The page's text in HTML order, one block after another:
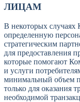
ЛИЦАМ
В некоторых случаях
определенную
стратегическим
для предоставления
которые помогают
и услуги
минимальный объем
только для оказания
необходимой